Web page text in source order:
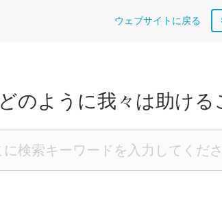
ウェブサイトに戻る
どのように我々は助ける